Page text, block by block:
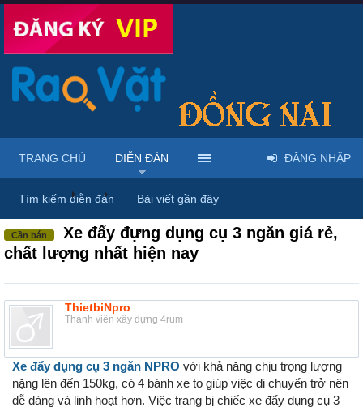
Diễn đàn ... Phụ tùng & dịch vụ xe cộ
Cần bán
Xe đẩy đựng dụng cụ 3 ngăn giá rẻ,
chất lượng nhất hiện nay
ThietbiNpro
Thành viên xây dựng 4rum
Xe đẩy dụng cụ 3 ngăn NPRO với khả năng chịu trọng lượng
nặng lên đến 150kg, có 4 bánh xe to giúp việc di chuyển trở nên
dễ dàng và linh hoạt hơn. Việc trang bị chiếc xe đẩy dụng cụ 3
TRANG CHỦ DIỄN ĐÀN
Tìm kiếm diễn đàn Bài viết gần đây
ĐĂNG NHẬP